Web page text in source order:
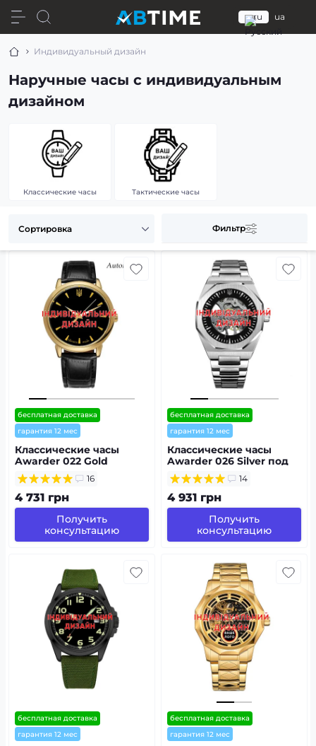
ru ua
Индивидуальный дизайн
Наручные часы с индивидуальным
дизайном
Классические часы Тактические часы
Фильтр
бесплатная доставка
гарантия 12 мес
Классические часы
Awarder 022 Gold
Leather Automatic с
Индивидуальным
дизайном, кожаный
ремешок
16
4 731 грн
Получить
консультацию
бесплатная доставка
гарантия 12 мес
Классические часы
Awarder 026 Silver под
Индивидуальный
дизайн, стальной
ремешок
14
4 931 грн
Получить
консультацию
бесплатная доставка
гарантия 12 мес
бесплатная доставка
гарантия 12 мес